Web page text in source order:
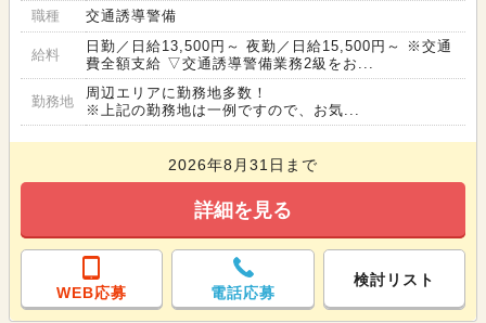
職種 交通誘導警備
給料
日勤／日給13,500円～ 夜勤／日給15,500円～ ※交通
費全額支給 ▽交通誘導警備業務2級をお...
勤務地
周辺エリアに勤務地多数！
※上記の勤務地は一例ですので、お気...
2026年8月31日まで
詳細を見る
WEB応募 電話応募
検討リスト